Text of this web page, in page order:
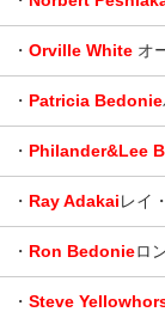
・ Orville White オ
・ Patricia Bedonie
・ Philander&Lee
・ Ray Adakaiレイ
・ Ron Bedonieロ
・ Steve